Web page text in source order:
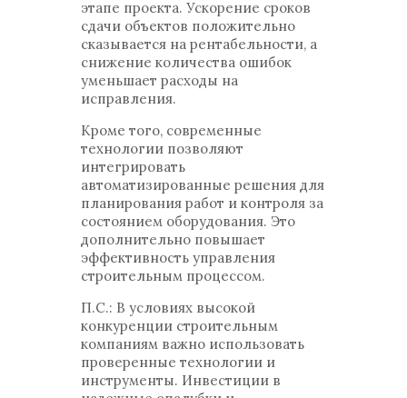
этапе проекта. Ускорение сроков
сдачи объектов положительно
сказывается на рентабельности, а
снижение количества ошибок
уменьшает расходы на
исправления.
Кроме того, современные
технологии позволяют
интегрировать
автоматизированные решения для
планирования работ и контроля за
состоянием оборудования. Это
дополнительно повышает
эффективность управления
строительным процессом.
П.С.: В условиях высокой
конкуренции строительным
компаниям важно использовать
проверенные технологии и
инструменты. Инвестиции в